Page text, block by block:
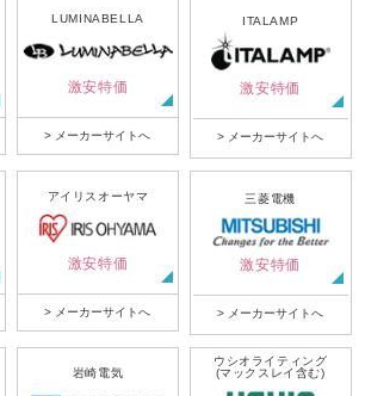
LUMINABELLA
激安特価
> メーカーサイトへ
ITALAMP
激安特価
> メーカーサイトへ
アイリスオーヤマ
激安特価
> メーカーサイトへ
三菱電機
激安特価
> メーカーサイトへ
岩崎電気
ウシオライティング
(マックスレイ含む)